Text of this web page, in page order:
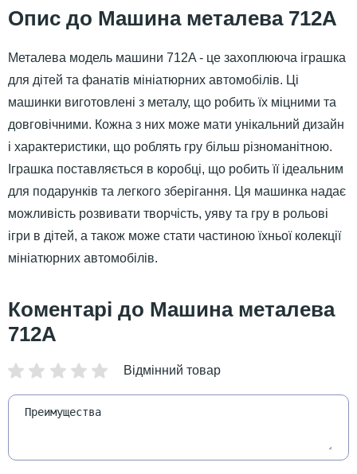
Машина металева 712A
Металева модель машини 712A - це захоплююча іграшка
для дітей та фанатів мініатюрних автомобілів. Ці
машинки виготовлені з металу, що робить їх міцними та
довговічними. Кожна з них може мати унікальний дизайн
і характеристики, що роблять гру більш різноманітною.
Іграшка поставляється в коробці, що робить її ідеальним
для подарунків та легкого зберігання. Ця машинка надає
можливість розвивати творчість, уяву та гру в рольові
ігри в дітей, а також може стати частиною їхньої колекції
мініатюрних автомобілів.
Машина металева
712A